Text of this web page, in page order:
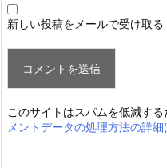
新しい投稿をメールで受け取る
このサイトはスパムを低減す
メントデータの処理方法の詳